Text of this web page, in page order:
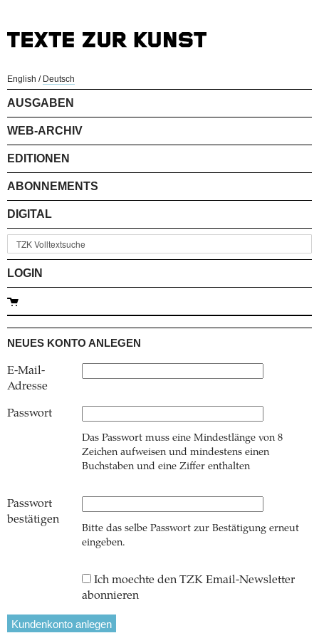
English / Deutsch
AUSGABEN
WEB-ARCHIV
EDITIONEN
ABONNEMENTS
DIGITAL
LOGIN
NEUES KONTO ANLEGEN
E-Mail-
Adresse
Passwort
Das Passwort muss eine Mindestlänge von 8
Zeichen aufweisen und mindestens einen
Buchstaben und eine Ziffer enthalten
Passwort
bestätigen
Bitte das selbe Passwort zur Bestätigung erneut
eingeben.
Ich moechte den TZK Email-Newsletter
abonnieren